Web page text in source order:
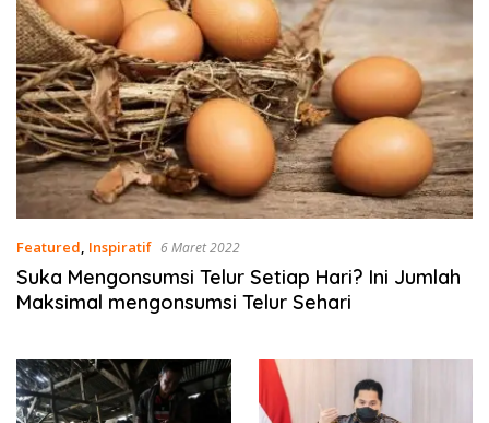
Featured, Inspiratif 6 Maret 2022
Suka Mengonsumsi Telur Setiap Hari? Ini Jumlah
Maksimal mengonsumsi Telur Sehari